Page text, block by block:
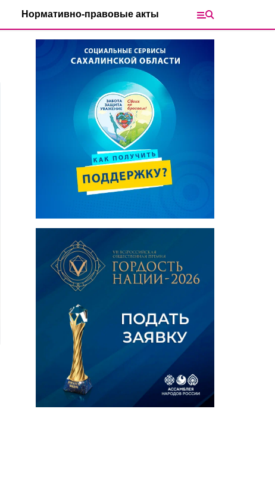
Нормативно-правовые акты